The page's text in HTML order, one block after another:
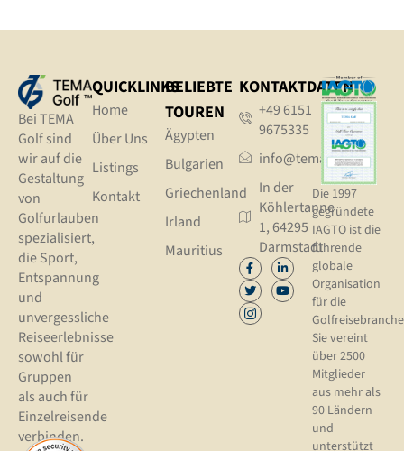
Bei TEMA
Golf sind
wir auf die
Gestaltung
von
Golfurlauben
spezialisiert,
die Sport,
Entspannung
und
unvergessliche
Reiseerlebnisse
sowohl für
Gruppen
als auch für
Einzelreisende
verbinden.
QUICKLINKS
Home
Über Uns
Listings
Kontakt
BELIEBTE
TOUREN
Ägypten
Bulgarien
Griechenland
Irland
Mauritius
KONTAKTDATEN
+49 6151
9675335
info@tema.golf
In der
Köhlertanne
1, 64295
Darmstadt
Die 1997
gegründete
IAGTO ist die
führende
globale
Organisation
für die
Sie vereint
über 2500
Mitglieder
aus mehr als
90 Ländern
und
unterstützt